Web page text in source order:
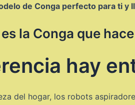
de Conga perfecto para ti
la Conga que
hay
del hogar, los robots